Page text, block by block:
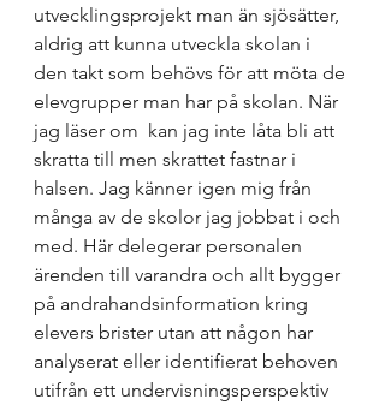
utvecklingsprojekt man än sjösätter,
aldrig att kunna utveckla skolan i
den takt som behövs för att möta de
elevgrupper man har på skolan. När
jag läser om kan jag inte låta bli att
skratta till men skrattet fastnar i
halsen. Jag känner igen mig från
många av de skolor jag jobbat i och
med. Här delegerar personalen
ärenden till varandra och allt bygger
på andrahandsinformation kring
elevers brister utan att någon har
analyserat eller identifierat behoven
utifrån ett undervisningsperspektiv